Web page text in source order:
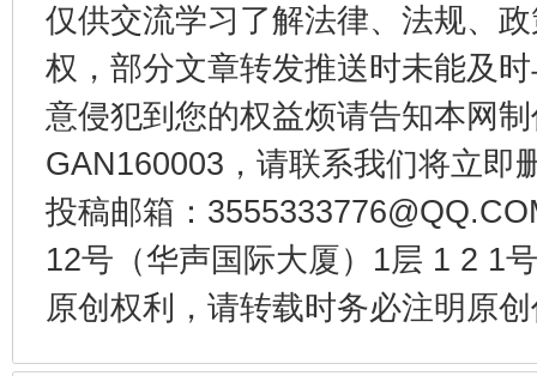
仅供交流学习了解法律、法规、
权，部分文章转发推送时未能及
意侵犯到您的权益烦请告知本网
GAN160003，请联系我们将立即
投稿邮箱：
12号（华声国际大厦）1层 1 2 1
原创权利，请转载时务必注明原
千年窑火 生生不息 一